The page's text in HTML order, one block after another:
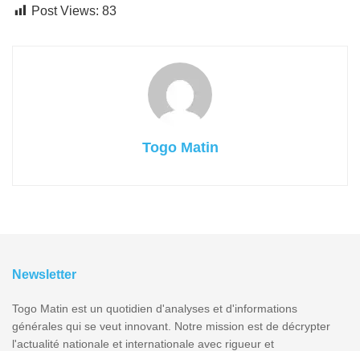
Post Views: 83
Togo Matin
Newsletter
Togo Matin est un quotidien d'analyses et d'informations
générales qui se veut innovant. Notre mission est de décrypter
l'actualité nationale et internationale avec rigueur et